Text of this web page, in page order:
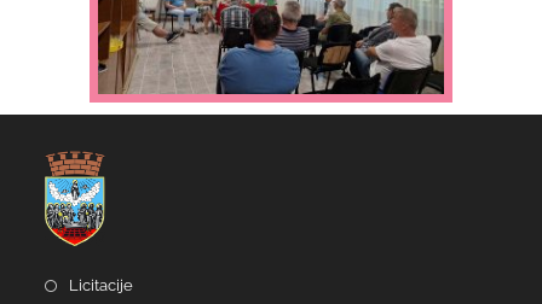
Licitacije